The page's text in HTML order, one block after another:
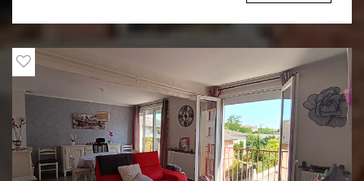
euros honoraires cabinet inclus. Réf mandat : 883